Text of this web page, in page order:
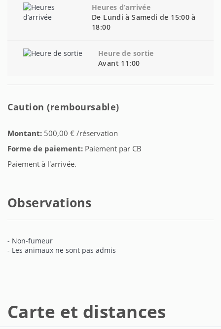
Heures d’arrivée
De Lundi à Samedi de 15:00 à
18:00
Heure de sortie
Avant 11:00
Caution (remboursable)
Montant: 500,00 € /réservation
Forme de paiement: Paiement par CB
Paiement à l'arrivée.
Observations
- Non-fumeur
- Les animaux ne sont pas admis
Carte et distances